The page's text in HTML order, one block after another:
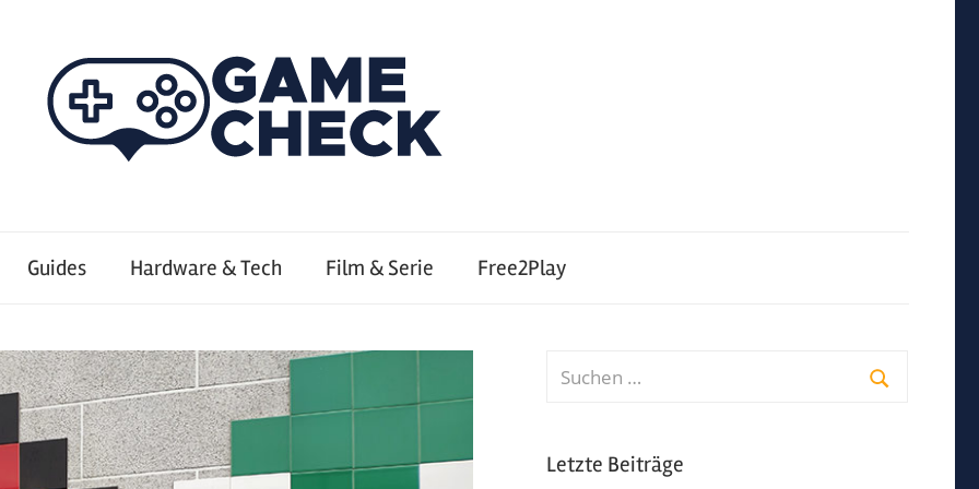
Guides Hardware & Tech Film & Serie Free2Play
Suchen
Letzte Beiträge